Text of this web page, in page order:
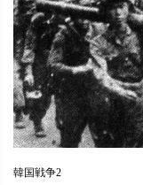
韓国戦争2